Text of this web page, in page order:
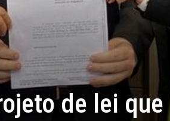
de lei que